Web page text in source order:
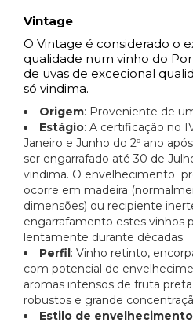
Vintage
O Vintage é considerado o
qualidade num vinho do
de uvas de excecional
só vindima.
Origem: Proveniente de
Estágio: A certificação no
Janeiro e Junho do 2º ano
ser engarrafado até 30 de
vindima. O envelhecimento
ocorre em madeira
dimensões) ou recipiente
engarrafamento estes vinhos
lentamente durante décadas.
Perfil : Vinho retinto,
com potencial de
aromas intensos de fruta
robustos e grande
Estilo de envelhecimento